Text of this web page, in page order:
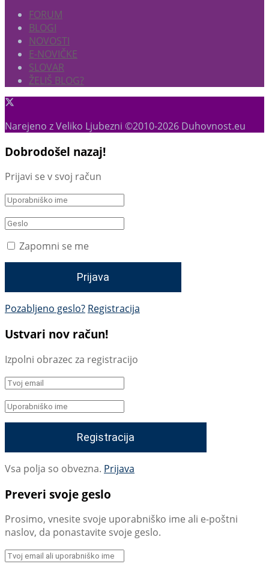
FORUM
BLOGI
NOVOSTI
E-NOVIČKE
SLOVAR
ŽELIŠ BLOG?
Narejeno z Veliko Ljubezni ©2010-2026 Duhovnost.eu
Dobrodošel nazaj!
Prijavi se v svoj račun
Zapomni se me
Pozabljeno geslo? Registracija
Ustvari nov račun!
Izpolni obrazec za registracijo
Vsa polja so obvezna. Prijava
Preveri svoje geslo
Prosimo, vnesite svoje uporabniško ime ali e-poštni
naslov, da ponastavite svoje geslo.